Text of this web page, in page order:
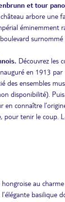
et tour
arbore
éminemment
Découvrez les
en 1913
des ensembles
disponibilité).
connaître
pour tenir le coup.
au